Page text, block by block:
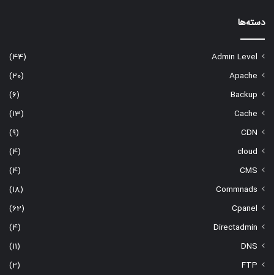
دسته‌ها
Admin Level
(44)
Apache
(20)
Backup
(6)
Cache
(13)
CDN
(9)
cloud
(4)
CMS
(4)
Commnads
(18)
Cpanel
(62)
Directadmin
(4)
DNS
(11)
FTP
(2)